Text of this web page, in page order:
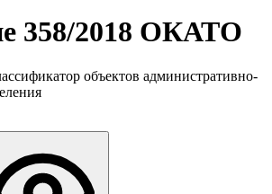
358/2018 ОКАТО
объектов административно-